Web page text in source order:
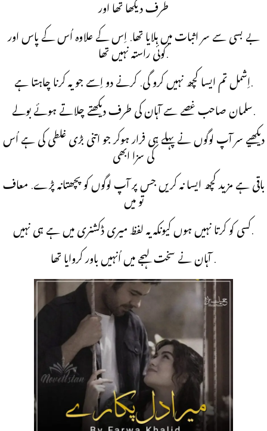
طرف دیکھا تھا اور
بے بسی سے سر اثبات میں ہلایا تھا. اِس کے علاوہ اُس کے پاس اور
کوئی راستہ نہیں تھا.
اِشمل تم ایسا کچھ نہیں کرو گی. کرنے دو اِسے جو یہ کرنا چاہتا ہے.
سلمان صاحب غصے سے آہان کی طرف دیکھتے چلاتے ہوئے بولے.
دیکھیے سر آپ لوگوں نے پہلے ہی فرار ہوکر جو اتنی بڑی غلطی کی ہے اُس
کی سزا ابھی
باقی ہے مزید کچھ ایسا نہ کریں جس پر آپ لوگوں کو پچھتانہ پڑے. معاف
تو میں
کسی کو کرتا نہیں ہوں کیونکہ یہ لفظ میری ڈکشنری میں ہے ہی نہیں.
آہان نے سخت لہجے میں اُنہیں باور کروایا تھا .